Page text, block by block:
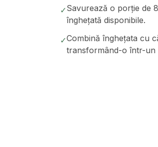
✓Savurează o porție de
înghețată disponibile.
✓Combină înghețata cu
transformând-o într-un